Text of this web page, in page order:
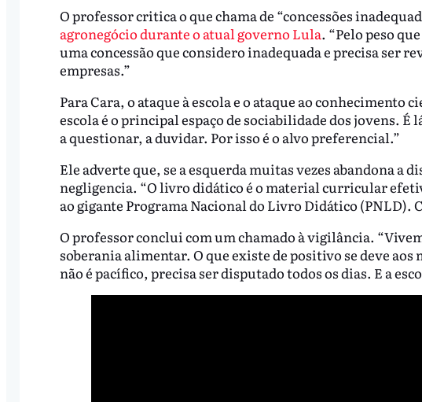
O professor critica o que chama de “concessões
agronegócio durante o atual governo Lula. “Pelo peso
uma concessão que considero inadequada e precisa ser
empresas.”
Para Cara, o ataque à escola e o ataque ao conhecimento
escola é o principal espaço de sociabilidade dos jovens. É
a questionar, a duvidar. Por isso é o alvo preferencial.”
Ele adverte que, se a esquerda muitas vezes abandona a
negligencia. “O livro didático é o material curricular
ao gigante Programa Nacional do Livro Didático (PNLD).
O professor conclui com um chamado à vigilância.
soberania alimentar. O que existe de positivo se deve
não é pacífico, precisa ser disputado todos os dias. E a